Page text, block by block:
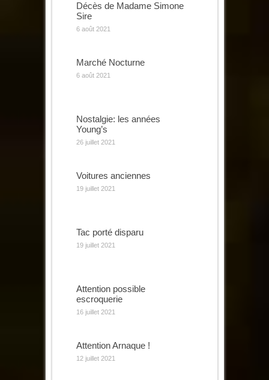
Décès de Madame Simone
Sire
6 août 2021
Marché Nocturne
6 août 2021
Nostalgie: les années
Young’s
26 juillet 2021
Voitures anciennes
19 juillet 2021
Tac porté disparu
19 juillet 2021
Attention possible
escroquerie
16 juillet 2021
Attention Arnaque !
12 juillet 2021